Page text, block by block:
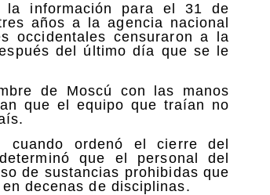
la información para el 31 de
años a la agencia nacional
occidentales censuraron a la
del último día que se le
de Moscú con las manos
que el equipo que traían no
cuando ordenó el cierre del
que el personal del
de sustancias prohibidas que
decenas de disciplinas.